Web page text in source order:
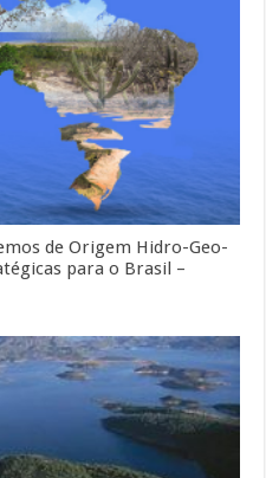
de Origem Hidro-Geo-
para o Brasil –